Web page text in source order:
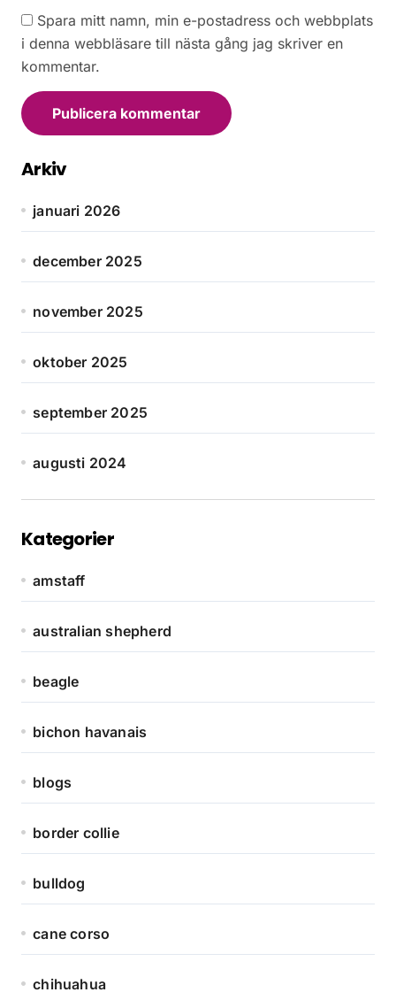
Spara mitt namn, min e-postadress och webbplats
i denna webbläsare till nästa gång jag skriver en
kommentar.
Arkiv
januari 2026
december 2025
november 2025
oktober 2025
september 2025
augusti 2024
Kategorier
amstaff
australian shepherd
beagle
bichon havanais
blogs
border collie
bulldog
cane corso
chihuahua